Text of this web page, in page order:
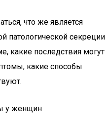
что же является
патологической секреции
какие последствия могут
какие способы
у женщин